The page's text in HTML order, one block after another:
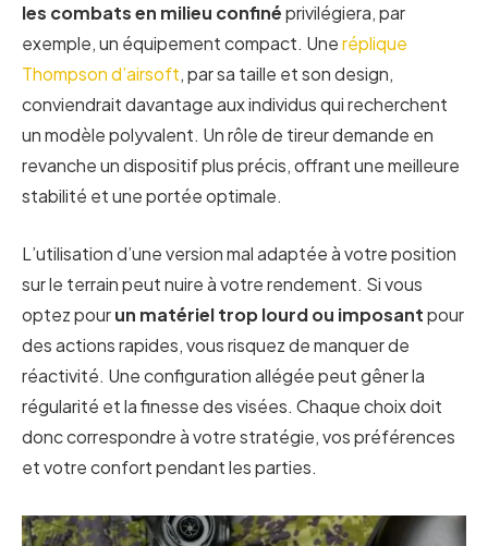
les combats en milieu confinéprivilégiera, par
exemple, un équipement compact. Uneréplique
Thompson d’airsoft, par sa taille et son design,
conviendrait davantage aux individus qui recherchent
un modèle polyvalent. Un rôle de tireur demande en
revanche un dispositif plus précis, offrant une meilleure
stabilité et une portée optimale.
L’utilisation d’une version mal adaptée à votre position
sur le terrain peut nuire à votre rendement. Si vous
optez pourun matériel trop lourd ou imposantpour
des actions rapides, vous risquez de manquer de
réactivité. Une configuration allégée peut gêner la
régularité et la finesse des visées. Chaque choix doit
donc correspondre à votre stratégie, vos préférences
et votre confort pendant les parties.